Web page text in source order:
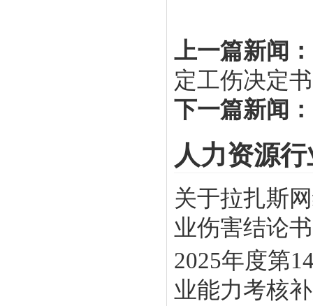
上一篇新闻：
定工伤决定
下一篇新闻：
人力资源
关于拉扎斯
业伤害结论
2025年度第
业能力考核